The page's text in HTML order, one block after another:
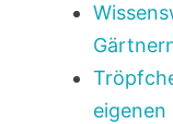
eigenen